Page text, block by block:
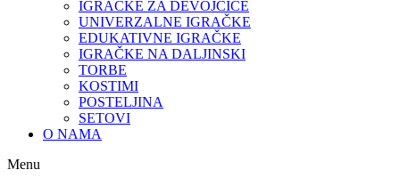
IGRAČKE ZA DEVOJČICE
UNIVERZALNE IGRAČKE
EDUKATIVNE IGRAČKE
IGRAČKE NA DALJINSKI
TORBE
KOSTIMI
POSTELJINA
SETOVI
O NAMA
Menu